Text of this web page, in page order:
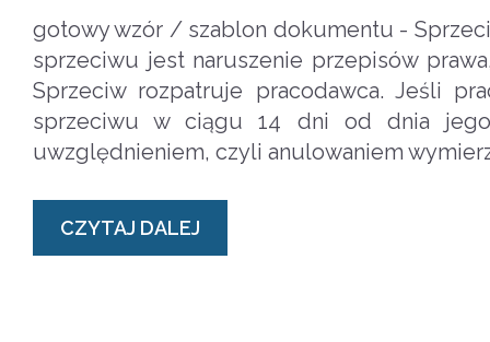
gotowy wzór / szablon dokumentu -
sprzeciwu jest naruszenie przepisów
Sprzeciw rozpatruje pracodawca. Jeśli
sprzeciwu w ciągu 14 dni od dnia jego
uwzględnieniem, czyli anulowaniem
CZYTAJ DALEJ